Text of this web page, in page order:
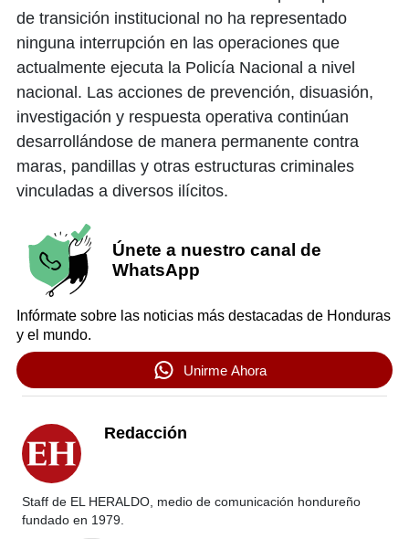
de transición institucional no ha representado
ninguna interrupción en las operaciones que
actualmente ejecuta la Policía Nacional a nivel
nacional. Las acciones de prevención, disuasión,
investigación y respuesta operativa continúan
desarrollándose de manera permanente contra
maras, pandillas y otras estructuras criminales
vinculadas a diversos ilícitos.
Únete a nuestro canal de
WhatsApp
Infórmate sobre las noticias más destacadas de Honduras
y el mundo.
Unirme Ahora
Redacción
Staff de EL HERALDO, medio de comunicación hondureño
fundado en 1979.